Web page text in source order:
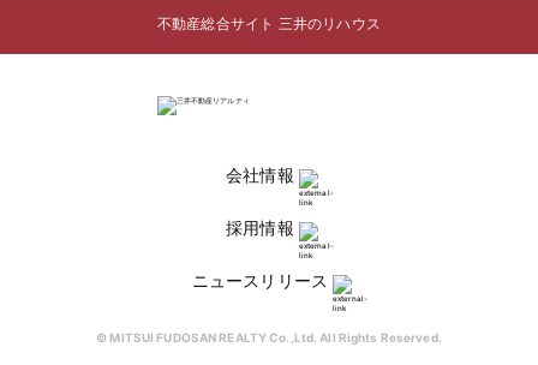
不動産総合サイト 三井のリハウス
会社情報
採用情報
ニュースリリース
© MITSUI FUDOSAN REALTY Co.,Ltd. All Rights Reserved.